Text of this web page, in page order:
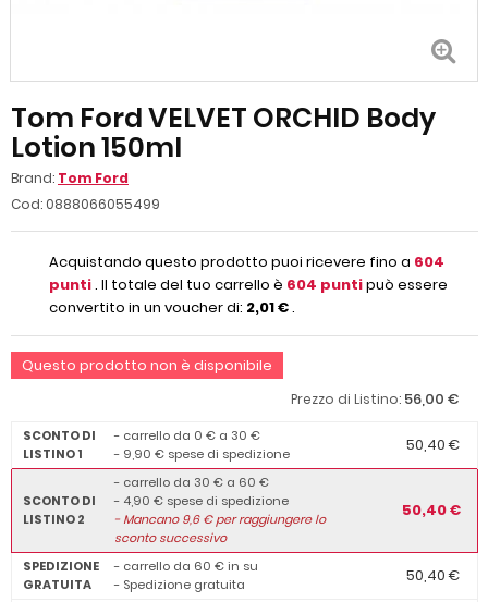
Tom Ford VELVET ORCHID Body
Lotion 150ml
Brand: Tom Ford
Cod: 0888066055499
Acquistando questo prodotto puoi ricevere fino a 604
punti. Il totale del tuo carrello è 604 puntipuò essere
convertito in un voucher di: 2,01 €.
Questo prodotto non è disponibile
Prezzo di Listino: 56,00 €
SCONTO DI
LISTINO 1
- carrello da 0 € a 30 €
- 9,90 € spese di spedizione
50,40 €
SCONTO DI
LISTINO 2
- carrello da 30 € a 60 €
- 4,90 € spese di spedizione
-Mancano9,6€ per raggiungere lo
sconto successivo
50,40 €
SPEDIZIONE
GRATUITA
- carrello da 60 € in su
- Spedizione gratuita
50,40 €